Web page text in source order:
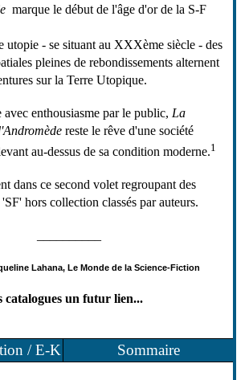
marque le début de l'âge d'or de la S-F
utopie - se situant au XXXème siècle - des
pleines de rebondissements alternent
sur la Terre Utopique.
enthousiasme par le public, La
reste le rêve d'une société
au-dessus de sa condition moderne.1
dans ce second volet regroupant des
hors collection classés par auteurs.
Lahana, Le Monde de la Science-Fiction
catalogues un futur lien...
/ E-K Sommaire